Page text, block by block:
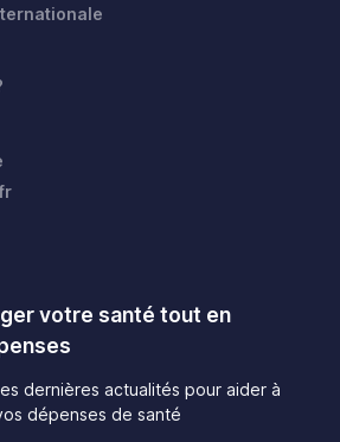
votre santé tout en
dernières actualités pour aider à
dépenses de santé